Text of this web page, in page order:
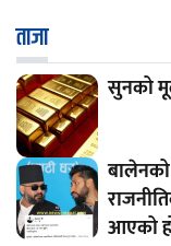
ताजा
सुनको
आएको